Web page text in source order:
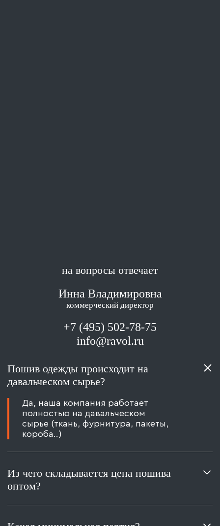
на вопросы отвечает
Инна Владимировна
коммерческий директор
+7 (495) 502-78-75
info@ravol.ru
Пошив одежды происходит на
давальческом сырье?
Да, наша компания работает
полностью на давальческом
сырье (ткань, фурнитура, пакеты,
короба..)
Из чего складывается цена пошива
оптом?
Цена рассчитывается согласно